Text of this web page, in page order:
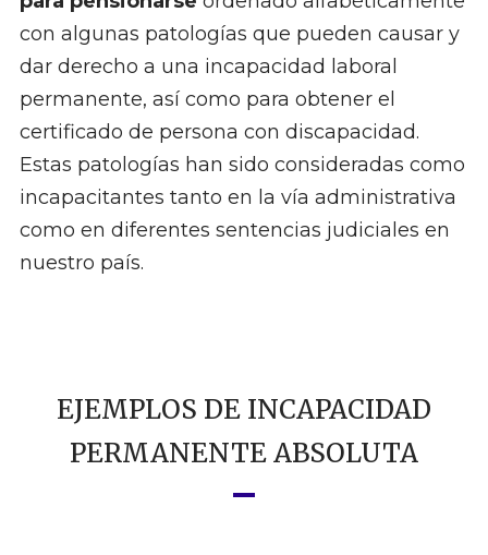
con algunas patologías que pueden causar y
dar derecho a una incapacidad laboral
permanente, así como para obtener el
certificado de persona con discapacidad.
Estas patologías han sido consideradas como
incapacitantes tanto en la vía administrativa
como en diferentes sentencias judiciales en
nuestro país.
EJEMPLOS DE INCAPACIDAD
PERMANENTE ABSOLUTA